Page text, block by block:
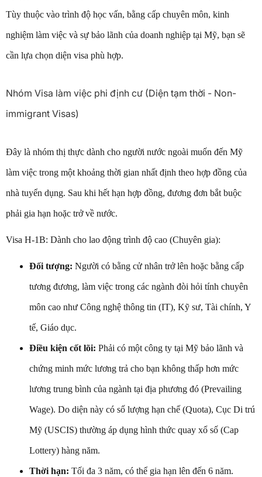
Tùy thuộc vào trình độ học vấn, bằng cấp chuyên môn, kinh
nghiệm làm việc và sự bảo lãnh của doanh nghiệp tại Mỹ, bạn sẽ
cần lựa chọn diện visa phù hợp.
Nhóm Visa làm việc phi định cư (Diện tạm thời - Non-
immigrant Visas)
Đây là nhóm thị thực dành cho người nước ngoài muốn đến Mỹ
làm việc trong một khoảng thời gian nhất định theo hợp đồng của
nhà tuyển dụng. Sau khi hết hạn hợp đồng, đương đơn bắt buộc
phải gia hạn hoặc trở về nước.
Visa H-1B: Dành cho lao động trình độ cao (Chuyên gia):
Đối tượng: Người có bằng cử nhân trở lên hoặc bằng cấp
tương đương, làm việc trong các ngành đòi hỏi tính chuyên
môn cao như Công nghệ thông tin (IT), Kỹ sư, Tài chính, Y
tế, Giáo dục.
Điều kiện cốt lõi: Phải có một công ty tại Mỹ bảo lãnh và
chứng minh mức lương trả cho bạn không thấp hơn mức
lương trung bình của ngành tại địa phương đó (Prevailing
Wage). Do diện này có số lượng hạn chế (Quota), Cục Di trú
Mỹ (USCIS) thường áp dụng hình thức quay xổ số (Cap
Lottery) hàng năm.
Thời hạn: Tối đa 3 năm, có thể gia hạn lên đến 6 năm.